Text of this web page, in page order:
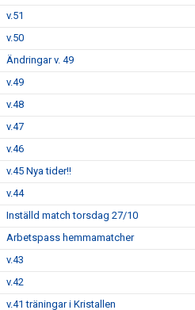
v.51
v.50
Ändringar v. 49
v.49
v.48
v.47
v.46
v.45 Nya tider!!
v.44
Inställd match torsdag 27/10
Arbetspass hemmamatcher
v.43
v.42
v.41 träningar i Kristallen